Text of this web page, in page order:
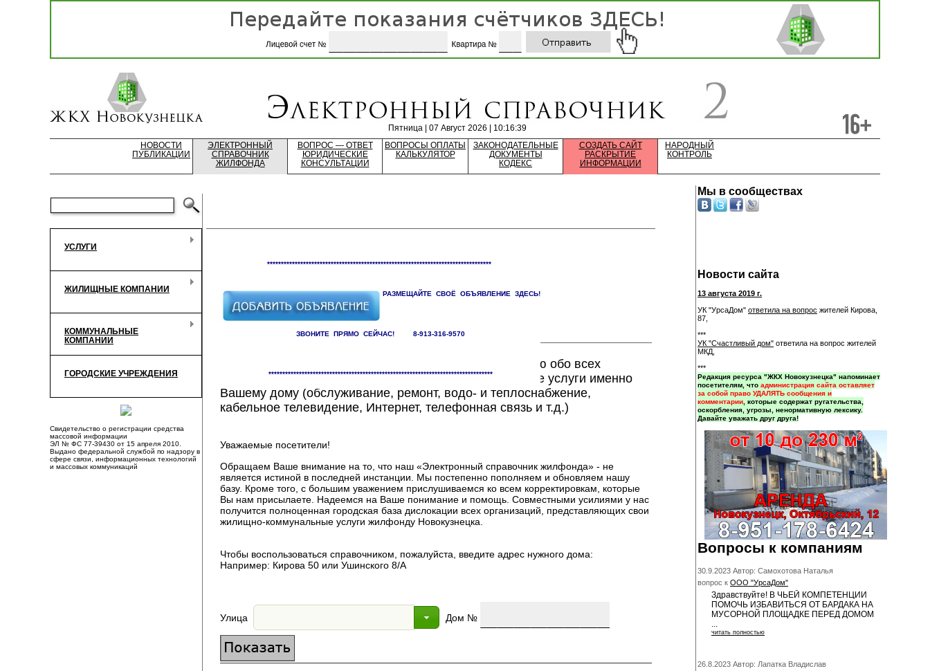
Пятница | 07 Август 2026 | 10:16:39
НОВОСТИ
ПУБЛИКАЦИИ
ЭЛЕКТРОННЫЙ
СПРАВОЧНИК
ЖИЛФОНДА
ВОПРОС — ОТВЕТ
ЮРИДИЧЕСКИЕ
КОНСУЛЬТАЦИИ
ВОПРОСЫ ОПЛАТЫ
КАЛЬКУЛЯТОР
ЗАКОНОДАТЕЛЬНЫЕ
ДОКУМЕНТЫ
КОДЕКС
СОЗДАТЬ САЙТ
РАСКРЫТИЕ
ИНФОРМАЦИИ
НАРОДНЫЙ
КОНТРОЛЬ
УСЛУГИ
ЖИЛИЩНЫЕ КОМПАНИИ
КОММУНАЛЬНЫЕ
КОМПАНИИ
ГОРОДСКИЕ УЧРЕЖДЕНИЯ
Свидетельство о регистрации средства
массовой информации
ЭЛ № ФС 77-39430 от 15 апреля 2010.
Выдано федеральной службой по надзору в
сфере связи, информационных технологий
и массовых коммуникаций
*********************************************************************************
РАЗМЕЩАЙТЕ СВОЁ ОБЪЯВЛЕНИЕ ЗДЕСЬ!
ЗВОНИТЕ ПРЯМО СЕЙЧАС! 8-913-316-9570
*********************************************************************************
Здесь Вы сможете найти исчерпывающую информацию обо всех
компаниях, предоставляющих жилищно-коммунальные услуги именно
Вашему дому (обслуживание, ремонт, водо- и теплоснабжение,
кабельное телевидение, Интернет, телефонная связь и т.д.)
Уважаемые посетители!
Обращаем Ваше внимание на то, что наш «Электронный справочник жилфонда» - не
является истиной в последней инстанции. Мы постепенно пополняем и обновляем нашу
базу. Кроме того, с большим уважением прислушиваемся ко всем корректировкам, которые
Вы нам присылаете. Надеемся на Ваше понимание и помощь. Совместными усилиями у нас
получится полноценная городская база дислокации всех организаций, представляющих свои
жилищно-коммунальные услуги жилфонду Новокузнецка.
Чтобы воспользоваться справочником, пожалуйста, введите адрес нужного дома:
Например: Кирова 50 или Ушинского 8/А
Улица Дом №
Мы в сообществах
Новости сайта
13 августа 2019 г.
УК "УрсаДом" ответила на вопрос жителей Кирова,
87,
***
УК "Счастливый дом" ответила на вопрос жителей
МКД,
***
Редакция ресурса "ЖКХ Новокузнецка" напоминает
посетителям, что администрация сайта оставляет
за собой право УДАЛЯТЬ сообщения и
комментарии , которые содержат ругательства,
оскорбления, угрозы, ненормативную лексику.
Давайте уважать друг друга!
Вопросы к компаниям
30.9.2023 Автор: Самохотова Наталья
вопрос к ООО "УрсаДом"
Здравствуйте! В ЧЬЕЙ КОМПЕТЕНЦИИ
ПОМОЧЬ ИЗБАВИТЬСЯ ОТ БАРДАКА НА
МУСОРНОЙ ПЛОЩАДКЕ ПЕРЕД ДОМОМ
...
читать полностью
26.8.2023 Автор: Лапатка Владислав